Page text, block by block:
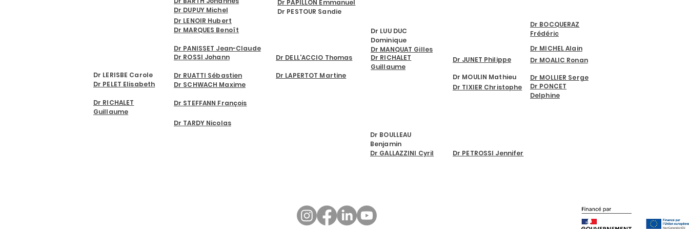
Dr LERISBE Carole
Dr PELET Elisabeth
Dr RICHALET
Guillaume
Dr DUPUY Michel
Dr LENOIR Hubert
Dr MARQUES Benoît
Dr PANISSET Jean-Claude
Dr ROSSI Johann
Dr RUATTI Sébastien
Dr SCHWACH Maxime
Dr STEFFANN François
Dr TARDY Nicolas
Dr PAPILLON Emmanuel
Dr PESTOUR Sandie
Dr DELL'ACCIO Thomas
Dr LAPERTOT Martine
Dr LUU DUC
Dominique
Dr MANQUAT Gilles
Dr RICHALET
Guillaume
Dr BOULLEAU
Benjamin
Dr GALLAZZINI Cyril
Dr JUNET Philippe
Dr MOULIN Mathieu
Dr TIXIER Christophe
Dr PETROSSI Jennifer
Dr BOCQUERAZ
Frédéric
Dr MICHEL Alain
Dr MOALIC Ronan
Dr MOLLIER Serge
Dr PONCET
Delphine